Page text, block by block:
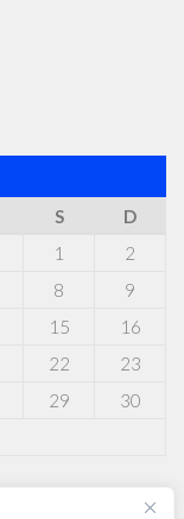
S
D
1
2
8
9
15
16
22
23
29
30